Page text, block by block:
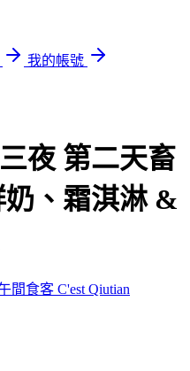
我的帳號
夜 第二天畜
、霜淇淋 &
間食客 C'est Qiutian